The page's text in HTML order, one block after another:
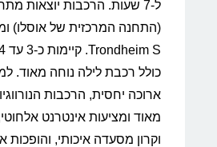
(התחנה המרכזית של אוסלו)
כולל רכבת לילה נוחה מאוד.
ארוכה יחסית, הרכבות
מאוד ומציעות אינטרנט
וקרון מסעדה איכותי,